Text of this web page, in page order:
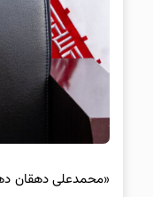
«محمدعلی دهقان